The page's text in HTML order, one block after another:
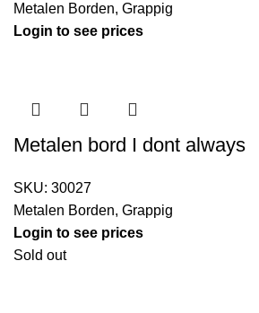
Metalen Borden, Grappig
Login to see prices
Metalen bord I dont always
SKU: 30027
Metalen Borden, Grappig
Login to see prices
Sold out